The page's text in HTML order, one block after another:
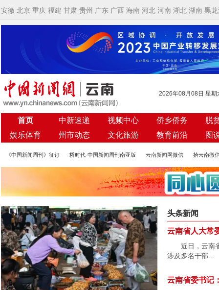
安徽 北京 重庆 福建 甘肃 贵州 广东 广西 海南 河北 河南 湖北 湖南 黑
2026年08月08日 星期
首页 中新速递 视频中心 侨乡侨务
脱
娱乐体育
州市动态 文化旅游 教育前沿 图
《中国新闻周刊》征订 桥时代·中国新闻周刊南亚版 云南新闻网微信 拾云南微
头条新闻
云南省人大常
近日，云南
涉及多名干部...
云南省委书记